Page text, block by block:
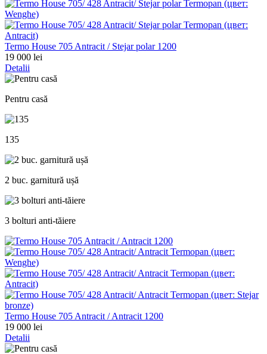
Termo House 705 Antracit / Stejar polar 1200
19 000 lei
Detalii
Pentru casă
135
2 buc. garnitură ușă
3 bolturi anti-tăiere
Termo House 705 Antracit / Antracit 1200
19 000 lei
Detalii